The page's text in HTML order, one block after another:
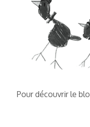
Pour découvrir le